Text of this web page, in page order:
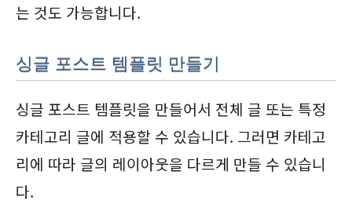
는 것도 가능합니다.
싱글 포스트 템플릿 만들기
싱글 포스트 템플릿을 만들어서 전체 글 또는 특정
카테고리 글에 적용할 수 있습니다. 그러면 카테고
리에 따라 글의 레이아웃을 다르게 만들 수 있습니
다.